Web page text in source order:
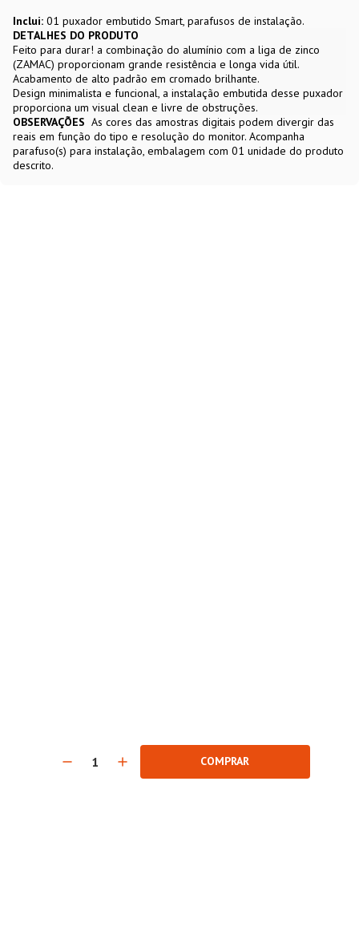
COMPRAR
Inclui: 01 puxador embutido Smart, parafusos de instalação.
DETALHES DO PRODUTO
Feito para durar! a combinação do alumínio com a liga de zinco
(ZAMAC) proporcionam grande resistência e longa vida útil.
Acabamento de alto padrão em cromado brilhante.
Design minimalista e funcional, a instalação embutida desse puxador
proporciona um visual clean e livre de obstruções.
OBSERVAÇÕES As cores das amostras digitais podem divergir das
reais em função do tipo e resolução do monitor. Acompanha
parafuso(s) para instalação, embalagem com 01 unidade do produto
descrito.